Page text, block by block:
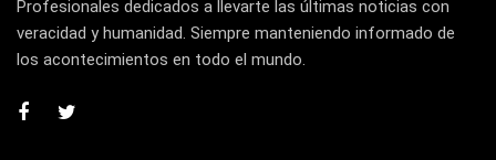
Profesionales dedicados a llevarte las últimas noticias con
veracidad y humanidad. Siempre manteniendo informado de
los acontecimientos en todo el mundo.